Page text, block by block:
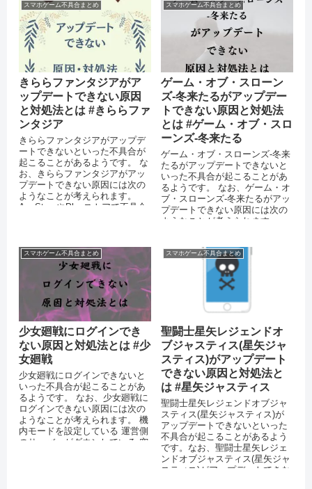
スマホゲーム不具合まとめ
きららファンタジアがア
ップデートできない原因
と対処法とは #きららファ
ンタジア
きららファンタジアがアップデ
ートできないといった不具合が
起こることがあるようです。 な
お、きららファンタジアがアッ
プデートできない原因には次の
ようなことが考えられます。
AppStoreやPlayストアで不具合
スマホゲーム不具合まとめ
ゲーム・オブ・スローン
ズ-冬来たるがアップデー
トできない原因と対処法
とは #ゲーム・オブ・スロ
ーンズ-冬来たる
ゲーム・オブ・スローンズ-冬来
たるがアップデートできないと
いった不具合が起こることがあ
るようです。 なお、ゲーム・オ
ブ・スローンズ-冬来たるがアッ
プデートできない原因には次の
ようなことが考えられます。
スマホゲーム不具合まとめ
少女廻戦にログインでき
ない原因と対処法とは #少
女廻戦
少女廻戦にログインできないと
いった不具合が起こることがあ
るようです。 なお、少女廻戦に
ログインできない原因には次の
ようなことが考えられます。 機
内モードを設定している 運営側
のサーバーがダウンしている 突
スマホゲーム不具合まとめ
聖闘士星矢レジェンドオ
ブジャスティス(星矢ジャ
スティス)がアップデート
できない原因と対処法と
は #星矢ジャスティス
聖闘士星矢レジェンドオブジャ
スティス(星矢ジャスティス)が
アップデートできないといった
不具合が起こることがあるよう
です。なお、聖闘士星矢レジェ
ンドオブジャスティス(星矢ジャ
スティス)がアップデートできな